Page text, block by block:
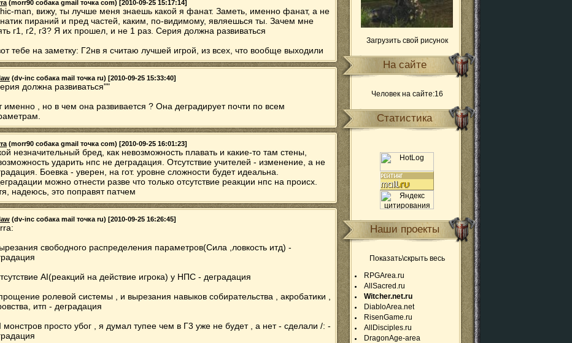
(morr90 собака gmail точка com) [2010-09-25 15:17:14]
man, вижу, ты лучше меня знаешь какой я фанат. Заметь, именно фанат, а не
пираний и пред частей, каким, по-видимому, являешься ты. Зачем мне
г1, г2, г3? Я их прошел, и не 1 раз. Серия должна развиваться
тебе на заметку: Г2нв я считаю лучшей игрой, из всех, что вообще выходили
(dv-inc собака mail точка ru) [2010-09-25 15:33:40]
должна развиваться""
именно , но в чем она развивается ? Она деградирует почти по всем
(morr90 собака gmail точка com) [2010-09-25 16:01:23]
незначительный бред, как невозможность плавать и какие-то там стены,
ударить нпс не деградация. Отсутствие учителей - изменение, а не
Боевка - уверен, на гот. уровне сложности будет идеальна.
можно отнести разве что только отсутствие реакции нпс на происх.
надеюсь, это поправят патчем
(dv-inc собака mail точка ru) [2010-09-25 16:26:45]
свободного распределения параметров(Сила ,ловкость итд) -
AI(реакций на действие игрока) у НПС - деградация
ролевой системы , и вырезания навыков собирательства , акробатики ,
итп - деградация
монстров просто убог , я думал тупее чем в Г3 уже не будет , а нет - сделали /: -
Загрузить свой рисунок
На сайте
Человек на сайте:16
Статистика
Наши проекты
Показать\скрыть весь
RPGArea.ru
AllSacred.ru
Witcher.net.ru
DiabloArea.net
RisenGame.ru
AllDisciples.ru
DragonAge-area